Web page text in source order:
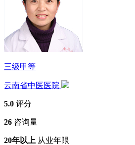
三级甲等
云南省中医医院
5.0 评分
26 咨询量
20年以上 从业年限